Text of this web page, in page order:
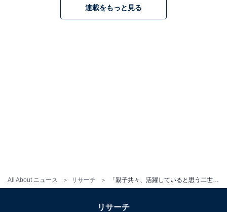
All About ニュース リサーチ
際的な舞台でトップモデルとして活躍した後に女優へ転
身し、NHK連続テレビ小説『ごちそうさん』をはじめと
「杏、父親はハリウッド俳優、杏自信も定期的に主
演などで活躍しているイメージの為」（50代女性／
連載をもっと見る
リサーチ